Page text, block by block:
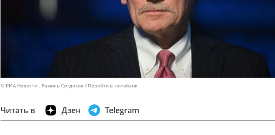
© РИА Новости . Рамиль Ситдиков Перейти в фотобанк
Читать в Дзен Telegram